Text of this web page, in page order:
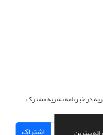
در خبرنامه نشریه مشترک
اشتراک